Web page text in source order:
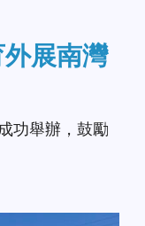
展南灣
功舉辦，鼓勵